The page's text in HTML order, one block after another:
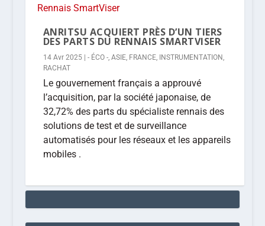
ANRITSU ACQUIERT PRÈS D’UN TIERS
DES PARTS DU RENNAIS SMARTVISER
14 Avr 2025| - ÉCO -, ASIE, FRANCE, INSTRUMENTATION,
RACHAT
Le gouvernement français a approuvé
l’acquisition, par la société japonaise, de
32,72% des parts du spécialiste rennais des
solutions de test et de surveillance
automatisés pour les réseaux et les appareils
mobiles .